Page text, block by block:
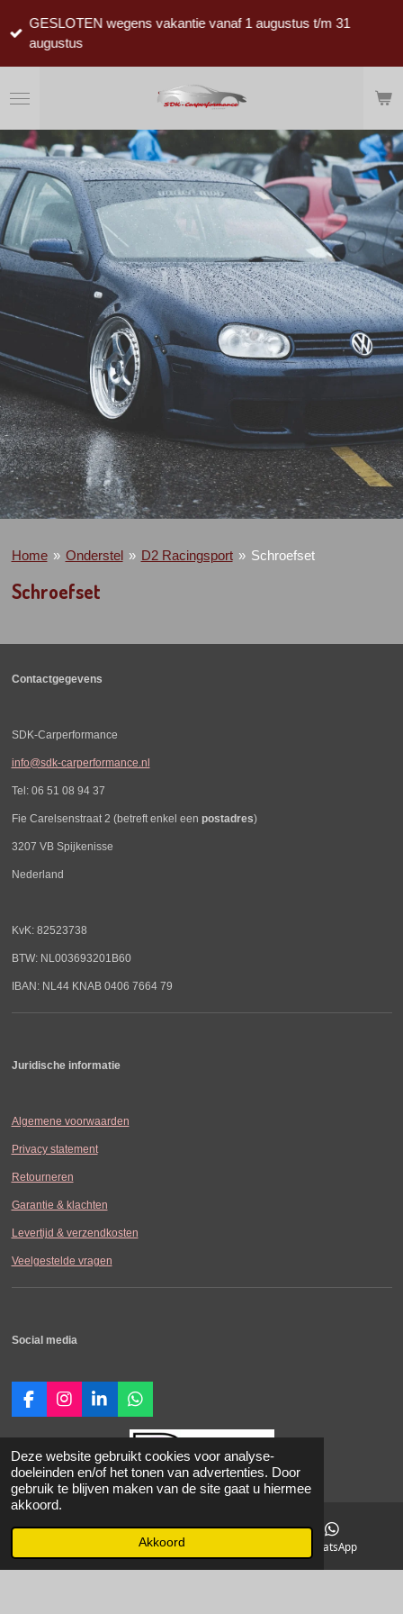
Deze website gebruikt cookies voor analyse-
doeleinden en/of het tonen van advertenties. Door
gebruik te blijven maken van de site gaat u hiermee
akkoord.
Akkoord
direct
hoofdinhoud
GESLOTEN wegens vakantie vanaf 1 augustus t/m 31
augustus
Home » Onderstel » D2 Racingsport » Schroefset
Schroefset
Contactgegevens
SDK-Carperformance
info@sdk-carperformance.nl
Tel: 06 51 08 94 37
Fie Carelsenstraat 2 (betreft enkel een postadres)
3207 VB Spijkenisse
Nederland
KvK: 82523738
BTW: NL003693201B60
IBAN: NL44 KNAB 0406 7664 79
Juridische informatie
Algemene voorwaarden
Privacy statement
Retourneren
Garantie & klachten
Levertijd & verzendkosten
Veelgestelde vragen
Social media
F
a
c
e
b
o
o
I
n
s
t
a
g
L
i
n
k
e
d
W
h
a
t
s
A
© 2021-2026 SDK-Carperformance.
Alle vermelde prijzen zijn in Euro incl.
BTW. Prijswijzigingen voorbehouden. Onze Algemene Leveringsvoorwaarden zijn van
Instagram WhatsApp